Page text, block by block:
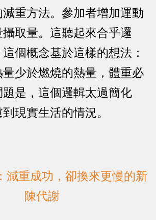
重方法。參加者增加運動
取量。這聽起來合乎邏
個概念基於這樣的想法：
量少於燃燒的熱量，體重必
是，這個邏輯太過簡化
現實生活的情況。
減重成功，卻換來更慢的新
陳代謝